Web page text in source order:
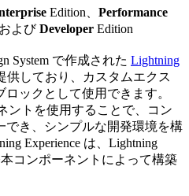
Edition、 Performance
よびDeveloper Edition
System で作成された Lightning
供しており、カスタムエクス
ックとして使用できます。
ントを使用することで、コン
でき、シンプルな開発環境を構
Experience は、Lightning
本コンポーネントによって構築